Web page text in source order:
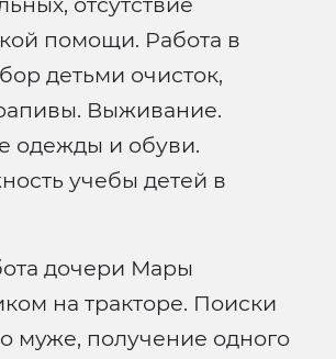
помощи. Работа в
детьми очисток,
Выживание.
одежды и обуви.
учебы детей в
дочери Мары
на тракторе. Поиски
муже, получение одного